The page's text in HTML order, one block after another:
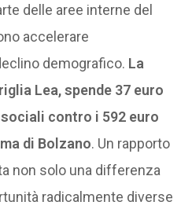
delle aree interne del
accelerare
demografico. La
Lea, spende 37 euro
contro i 592 euro
di Bolzano. Un rapporto
non solo una differenza
radicalmente diverse